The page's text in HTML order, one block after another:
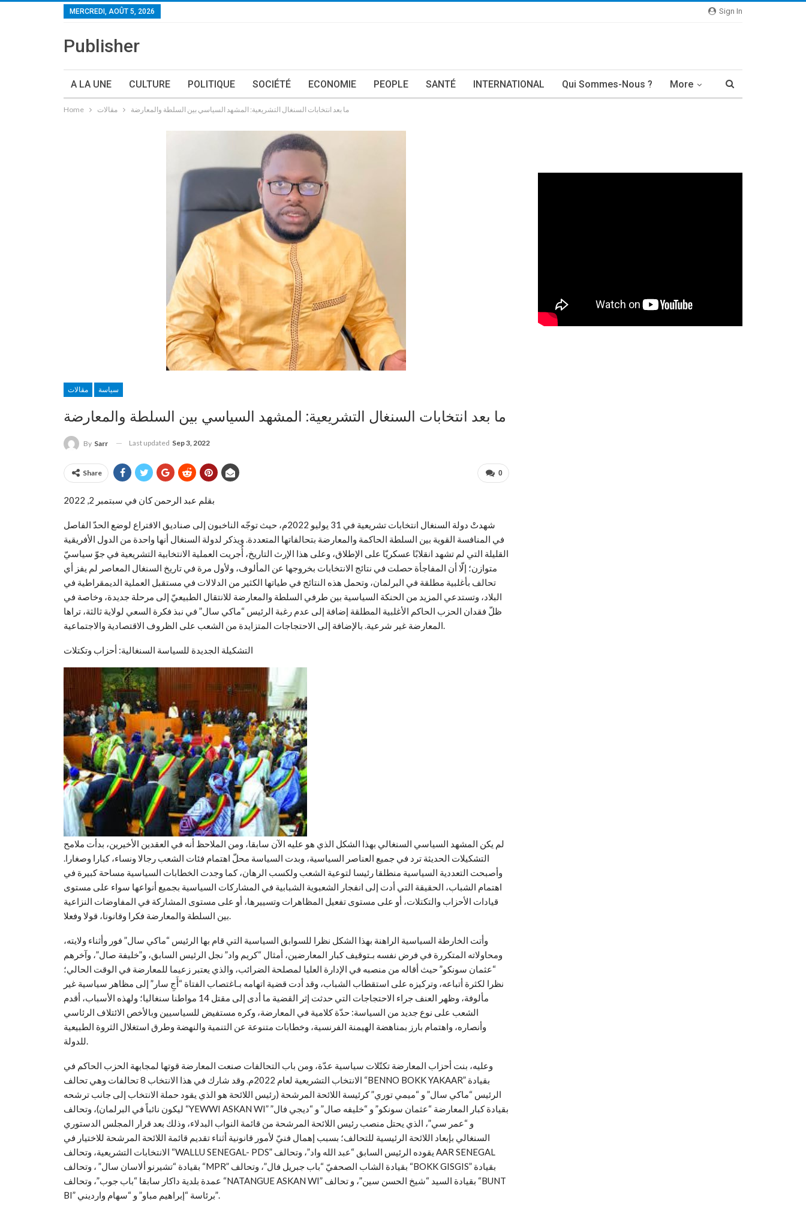
Sign In
MERCREDI, AOÛT 5, 2026
Publisher
A LA UNE CULTURE POLITIQUE SOCIÉTÉ ECONOMIE PEOPLE SANTÉ INTERNATIONAL Qui Sommes-Nous ? More
Home مقالات ما بعد انتخابات السنغال التشريعية: المشهد السياسي بين السلطة والمعارضة
مقالات سياسة
ما بعد انتخابات السنغال التشريعية: المشهد السياسي بين السلطة والمعارضة
By Sarr Last updated Sep 3, 2022
0
Share
بقلم عبد الرحمن كان في سبتمبر 2, 2022
شهدتْ دولة السنغال انتخابات تشريعية في 31 يوليو 2022م، حيث توجّه الناخبون إلى صناديق الاقتراع لوضع الحدّ الفاصل
في المنافسة القوية بين السلطة الحاكمة والمعارضة بتحالفاتها المتعددة. ويذكر لدولة السنغال أنها واحدة من الدول الأفريقية
القليلة التي لم تشهد انقلابًا عسكريّا على الإطلاق، وعلى هذا الإرث التاريخ، أُجريت العملية الانتخابية التشريعية في جوّ سياسيّ
متوازن؛ إلّا أن المفاجأة حصلت في نتائج الانتخابات بخروجها عن المألوف، ولأول مرة في تاريخ السنغال المعاصر لم يفز أي
تحالف بأغلبية مطلقة في البرلمان، وتحمل هذه النتائج في طياتها الكثير من الدلالات في مستقبل العملية الديمقراطية في
البلاد، وتستدعي المزيد من الحنكة السياسية بين طرفي السلطة والمعارضة للانتقال الطبيعيّ إلى مرحلة جديدة، وخاصة في
ظلّ فقدان الحزب الحاكم الأغلبية المطلقة إضافة إلى عدم رغبة الرئيس “ماكي سال” في نبذ فكرة السعي لولاية ثالثة، تراها
المعارضة غير شرعية. بالإضافة إلى الاحتجاجات المتزايدة من الشعب على الظروف الاقتصادية والاجتماعية.
التشكيلة الجديدة للسياسة السنغالية: أحزاب وتكتلات
لم يكن المشهد السياسي السنغالي بهذا الشكل الذي هو عليه الآن سابقا، ومن الملاحظ أنه في العقدين الأخيرين، بدأت ملامح
التشكيلات الحديثة ترد في جميع العناصر السياسية، وبدت السياسة محلّ اهتمام فئات الشعب رجالا ونساء، كبارا وصغارا.
وأصبحت التعددية السياسية منطلقا رئيسا لتوعية الشعب ولكسب الرهان، كما وجدت الخطابات السياسية مساحة كبيرة في
اهتمام الشباب، الحقيقة التي أدت إلى انفجار الشعبوية الشبابية في المشاركات السياسية بجميع أنواعها سواء على مستوى
قيادات الأحزاب والتكتلات، أو على مستوى تفعيل المظاهرات وتسييرها، أو على مستوى المشاركة في المفاوضات النزاعية
بين السلطة والمعارضة فكرا وقانونا، قولا وفعلا.
وأتت الخارطة السياسية الراهنة بهذا الشكل نظرا للسوابق السياسية التي قام بها الرئيس “ماكي سال” فور وأثناء ولايته،
ومحاولاته المتكررة في فرض نفسه بـتوقيف كبار المعارضين، أمثال “كريم واد” نجل الرئيس السابق، و”خليفة صال”، وآخرهم
“عثمان سونكو” حيث أقاله من منصبه في الإدارة العليا لمصلحة الضرائب، والذي يعتبر زعيما للمعارضة في الوقت الحالي؛
نظرا لكثرة أتباعه، وتركيزه على استقطاب الشباب، وقد أدت قضية اتهامه بـاغتصاب الفتاة “أَجِ سار” إلى مظاهر سياسية غير
مألوفة، وظهر العنف جراء الاحتجاجات التي حدثت إثر القضية ما أدى إلى مقتل 14 مواطنا سنغاليا؛ ولهذه الأسباب، أقدم
الشعب على نوع جديد من السياسة: حدّة كلامية في المعارضة، وكره مستفيض للسياسيين وبالأخص الائتلاف الرئاسي
وأنصاره، واهتمام بارز بمناهضة الهيمنة الفرنسية، وخطابات متنوعة عن التنمية والنهضة وطرق استغلال الثروة الطبيعية
للدولة.
وعليه، بنت أحزاب المعارضة تكتّلات سياسية عدّة، ومن باب التحالفات صنعت المعارضة قوتها لمجابهة الحزب الحاكم في
الانتخاب التشريعية لعام 2022م. وقد شارك في هذا الانتخاب 8 تحالفات وهي تحالف “BENNO BOKK YAKAAR” بقيادة
الرئيس “ماكي سال” و “ميمي توري” كرئيسة اللائحة المرشحة (رئيس اللائحة هو الذي يقود حملة الانتخاب إلى جانب ترشحه
ليكون نائباً في البرلمان)، وتحالف “YEWWI ASKAN WI” بقيادة كبار المعارضة “عثمان سونكو” و “خليفه صال” و “ديجي فال”
و “عمر سي”، الذي يحتل منصب رئيس اللائحة المرشحة من قائمة النواب البدلاء، وذلك بعد قرار المجلس الدستوري
السنغالي بإبعاد اللائحة الرئيسية للتحالف؛ بسبب إهمال فنيّ لأمور قانونية أثناء تقديم قائمة اللائحة المرشحة للاختيار في
الانتخابات التشريعية، وتحالف “WALLU SENEGAL- PDS” يقوده الرئيس السابق “عبد الله واد”، وتحالف AAR SENEGAL
بقيادة “تشيرنو ألاسان سال” ، وتحالف “MPR” بقيادة الشاب الصحفيّ “باب جبريل فال”، وتحالف “BOKK GISGIS” بقيادة
عمدة بلدية داكار سابقا “باب جوب”، وتحالف “NATANGUE ASKAN WI” بقيادة السيد “شيخ الحسن سين”، و تحالف “BUNT
BI” برئاسة “إبراهيم مباو” و “سهام وارديني”.